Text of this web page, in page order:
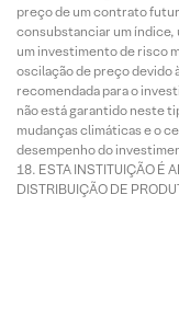
preço de um contrato
consubstanciar um índice,
um investimento de risco
oscilação de preço devido
recomendada para o
não está garantido neste
mudanças climáticas e o
desempenho do
ESTA INSTITUIÇÃO É
DISTRIBUIÇÃO DE